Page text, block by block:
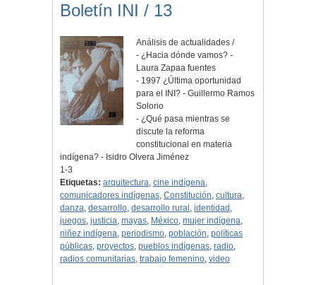
Boletín INI / 13
Análisis de actualidades /
- ¿Hacia dónde vamos? -
Laura Zapaa fuentes
- 1997 ¿Última oportunidad
para el INI? - Guillermo Ramos
Solorio
- ¿Qué pasa mientras se
discute la reforma
constitucional en materia
indígena? - Isidro Olvera Jiménez
1-3
Etiquetas: arquitectura, cine indígena,
comunicadores indígenas, Constitución, cultura,
danza, desarrollo, desarrollo rural , identidad ,
juegos, justicia, mayas, México, mujer indígena,
niñez indígena, periodismo, población, políticas
públicas, proyectos, pueblos indígenas, radio,
radios comunitarias, trabajo femenino, video